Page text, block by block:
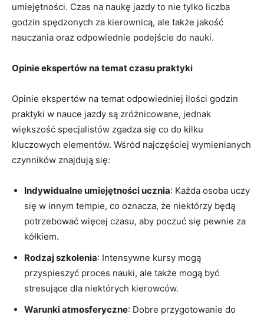
umiejętności. Czas na‍ naukę jazdy to ​nie ‌tylko ⁢liczba
godzin spędzonych za kierownicą, ale ⁢także jakość⁢
nauczania oraz odpowiednie podejście do nauki.
Opinie ⁢ekspertów na temat⁣ czasu praktyki
Opinie⁢ ekspertów na temat odpowiedniej ilości‌ godzin
praktyki w⁢ nauce ⁣jazdy⁣ są zróżnicowane, jednak
większość specjalistów⁤ zgadza się ⁢co do‌ kilku
kluczowych elementów. Wśród najczęściej wymienianych‌
czynników znajdują się:
Indywidualne umiejętności ucznia: Każda⁤ osoba uczy
się ​w innym tempie, co oznacza, że niektórzy będą
potrzebować ‍więcej czasu, aby poczuć ‍się pewnie‍ za
kółkiem.
Rodzaj szkolenia: Intensywne⁣ kursy mogą
przyspieszyć proces nauki, ale także mogą być
stresujące dla niektórych kierowców.
Warunki atmosferyczne: Dobre przygotowanie do